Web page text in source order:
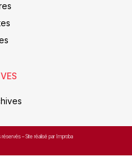
réservés – Site réalisé par Improba